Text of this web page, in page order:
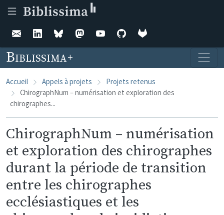
Biblissima
Accueil Appels à projets
Projets retenus
ChirographNum – numérisation et exploration des
chirographes...
ChirographNum – numérisation
et exploration des chirographes
durant la période de transition
entre les chirographes
ecclésiastiques et les